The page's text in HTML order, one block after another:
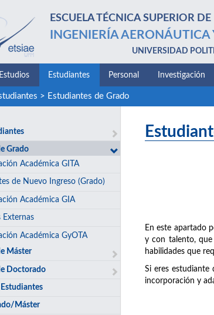
ESCUELA TÉCNICA SUPERIOR DE
INGENIERÍA AERONÁUTICA
UNIVERSIDAD
Estudios Estudiantes Personal Investigación
> Estudiantes de Grado
Grado
Académica GITA
de Nuevo Ingreso (Grado)
Académica GIA
Externas
Académica GyOTA
Máster
Doctorado
Máster
En este apartado
y con talento, que
habilidades que
Si eres
incorporación y